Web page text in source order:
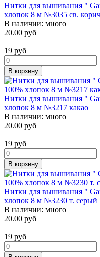
Нитки для вышивания "
хлопок 8 м №3035 св.
В наличии: много
20.00 руб
19 руб
В корзину
Нитки для вышивания "
хлопок 8 м №3217 какао
В наличии: много
20.00 руб
19 руб
В корзину
Нитки для вышивания "
хлопок 8 м №3230 т. серый
В наличии: много
20.00 руб
19 руб